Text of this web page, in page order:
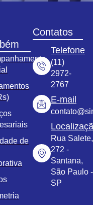
de
Contatos
Telefone
(11)
2972-
2767
E-mail
Rua Salete,
272 -
Santana,
São Paulo -
SP